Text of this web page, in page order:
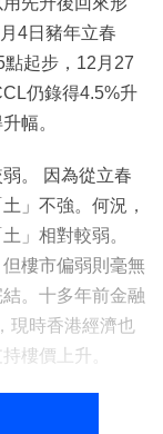
4日豬年立春
點起步，12月27
仍錄得4.5%升
幅。
。 因為從立春
」不強。何況，
」相對較弱。
樓市偏弱則毫無
。十多年前金融
現時香港經濟也
樓價上升。